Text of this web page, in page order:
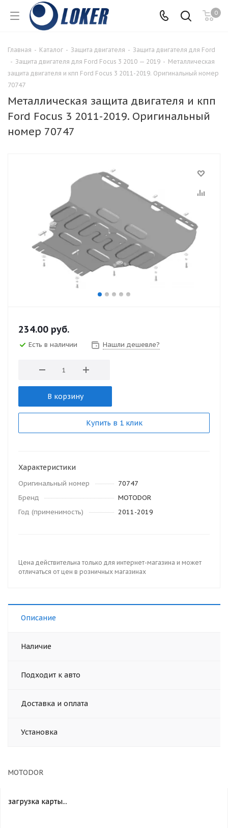
0
Главная - Каталог - Защита двигателя - Защита двигателя для Ford
- Защита двигателя для Ford Focus 3 2010 — 2019 - Металлическая
защита двигателя и кпп Ford Focus 3 2011-2019. Оригинальный номер
70747
Металлическая защита двигателя и кпп
Ford Focus 3 2011-2019. Оригинальный
номер 70747
234.00 руб.
Есть в наличии Нашли дешевле?
В корзину
Купить в 1 клик
Характеристики
Оригинальный номер
70747
Бренд
MOTODOR
Год (применимость)
2011-2019
Цена действительна только для интернет-магазина и может
отличаться от цен в розничных магазинах
Описание
Наличие
Подходит к авто
Доставка и оплата
Установка
MOTODOR
загрузка карты...